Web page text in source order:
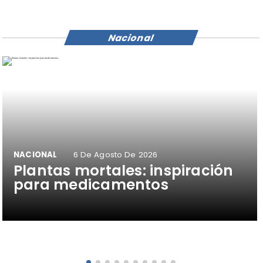
Plantas mortales: inspiración
para medicamentos
NACIONAL 6 De Agosto De 2026
Nacional